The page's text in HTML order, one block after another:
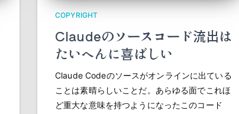
COPYRIGHT
Claudeのソースコード流出は
たいへんに喜ばしい
Claude Codeのソースがオンラインに出ている
ことは素晴らしいことだ。あらゆる面でこれほ
ど重大な意味を持つようになったこのコード